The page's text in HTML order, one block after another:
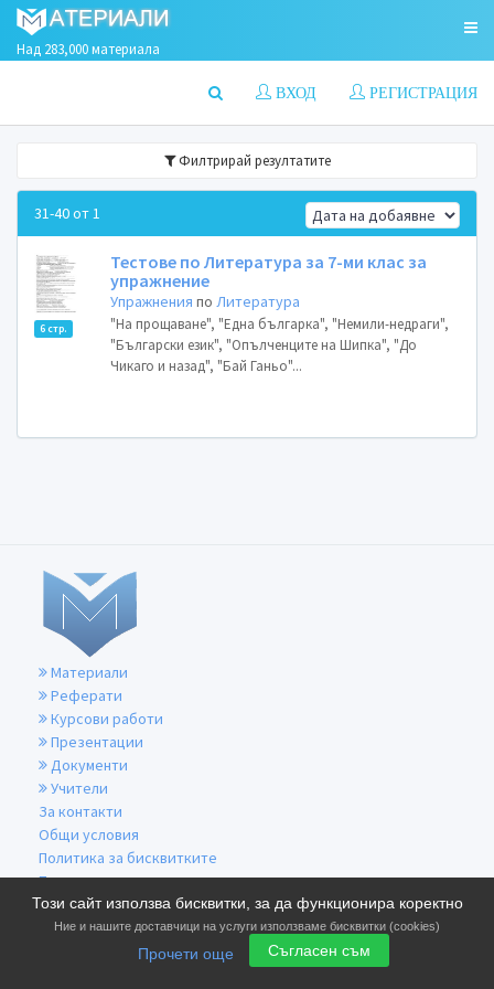
Над 283,000 материала
РЕГИСТРАЦИЯ
ВХОД
Филтрирай резултатите
31-40 от 1
6 стр.
Тестове по Литература за 7-ми клас за
упражнение
Упражнения поЛитература
"На прощаване", "Една българка", "Немили-недраги",
"Български език", "Опълченците на Шипка", "До
Чикаго и назад", "Бай Ганьо"...
Този сайт използва бисквитки, за да функционира коректно
Ние и нашите доставчици на услуги използваме бисквитки (cookies)
Прочети още Съгласен съм
Материали
Реферати
Курсови работи
Презентации
Документи
Учители
За контакти
Общи условия
Политика за бисквитките
Политика за поверителност